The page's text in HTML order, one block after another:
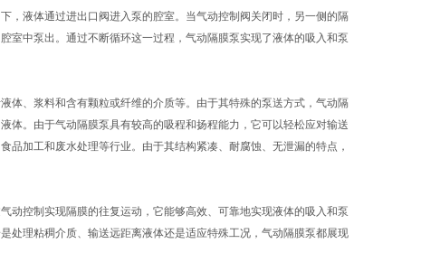
，液体通过进出口阀进入泵的腔室。当气动控制阀关闭时，另一侧的隔
室中泵出。通过不断循环这一过程，气动隔膜泵实现了液体的吸入和泵
、浆料和含有颗粒或纤维的介质等。由于其特殊的泵送方式，气动隔
体。由于气动隔膜泵具有较高的吸程和扬程能力，它可以轻松应对输送
加工和废水处理等行业。由于其结构紧凑、耐腐蚀、无泄漏的特点，
控制实现隔膜的往复运动，它能够高效、可靠地实现液体的吸入和泵
处理粘稠介质、输送远距离液体还是适应特殊工况，气动隔膜泵都展现